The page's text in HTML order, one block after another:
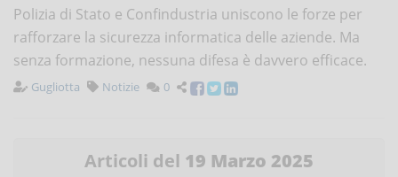
Polizia di Stato e Confindustria uniscono le forze per
rafforzare la sicurezza informatica delle aziende. Ma
senza formazione, nessuna difesa è davvero efficace.
Gugliotta Notizie 0
Articoli del 19 Marzo 2025